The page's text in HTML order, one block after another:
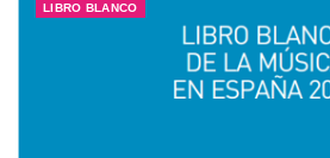
LIBRO BLANCO